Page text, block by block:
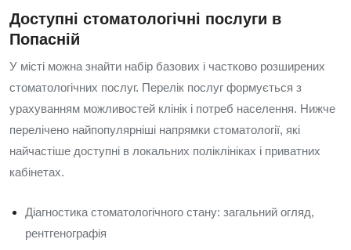
Доступні стоматологічні послуги в
Попасній
У місті можна знайти набір базових і частково розширених
стоматологічних послуг. Перелік послуг формується з
урахуванням можливостей клінік і потреб населення. Нижче
перелічено найпопулярніші напрямки стоматології, які
найчастіше доступні в локальних поліклініках і приватних
кабінетах.
Діагностика стоматологічного стану: загальний огляд,
рентгенографія